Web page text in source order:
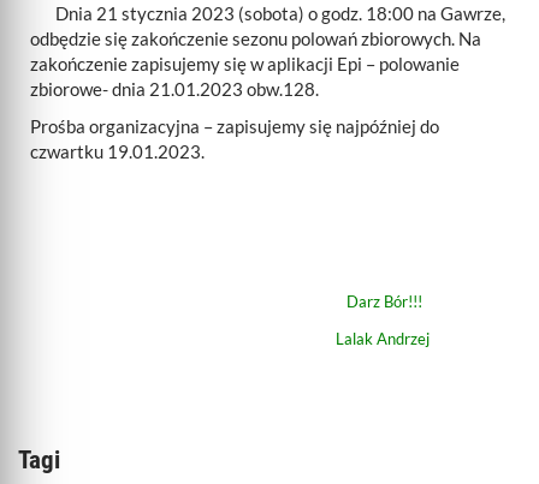
Dnia 21 stycznia 2023 (sobota) o godz. 18:00 na Gawrze,
odbędzie się zakończenie sezonu polowań zbiorowych. Na
zakończenie zapisujemy się w aplikacji Epi – polowanie
zbiorowe- dnia 21.01.2023 obw.128.
Prośba organizacyjna – zapisujemy się najpóźniej do
czwartku 19.01.2023.
Darz Bór!!!
Lalak Andrzej
Tagi